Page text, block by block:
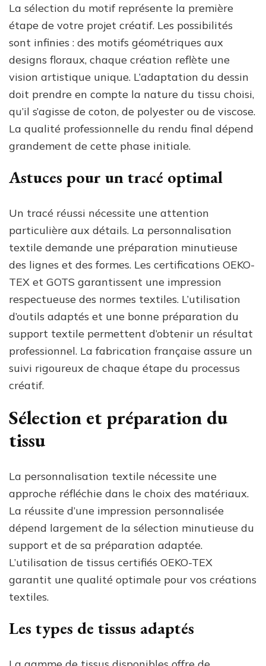
La sélection du motif représente la première
étape de votre projet créatif. Les possibilités
sont infinies : des motifs géométriques aux
designs floraux, chaque création reflète une
vision artistique unique. L’adaptation du dessin
doit prendre en compte la nature du tissu choisi,
qu’il s’agisse de coton, de polyester ou de viscose.
La qualité professionnelle du rendu final dépend
grandement de cette phase initiale.
Astuces pour un tracé optimal
Un tracé réussi nécessite une attention
particulière aux détails. La personnalisation
textile demande une préparation minutieuse
des lignes et des formes. Les certifications OEKO-
TEX et GOTS garantissent une impression
respectueuse des normes textiles. L’utilisation
d’outils adaptés et une bonne préparation du
support textile permettent d’obtenir un résultat
professionnel. La fabrication française assure un
suivi rigoureux de chaque étape du processus
créatif.
Sélection et préparation du
tissu
La personnalisation textile nécessite une
approche réfléchie dans le choix des matériaux.
La réussite d’une impression personnalisée
dépend largement de la sélection minutieuse du
support et de sa préparation adaptée.
L’utilisation de tissus certifiés OEKO-TEX
garantit une qualité optimale pour vos créations
textiles.
Les types de tissus adaptés